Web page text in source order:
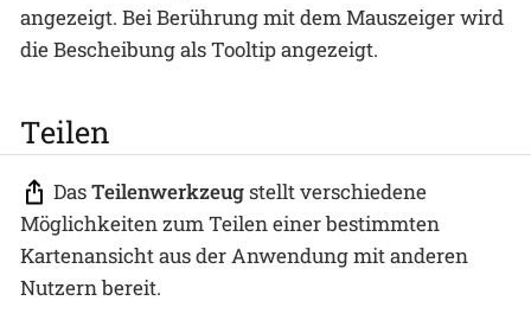
angezeigt. Bei Berührung mit dem Mauszeiger wird
die Bescheibung als Tooltip angezeigt.
Teilen
DasTeilenwerkzeugstellt verschiedene
Möglichkeiten zum Teilen einer bestimmten
Kartenansicht aus der Anwendung mit anderen
Nutzern bereit.